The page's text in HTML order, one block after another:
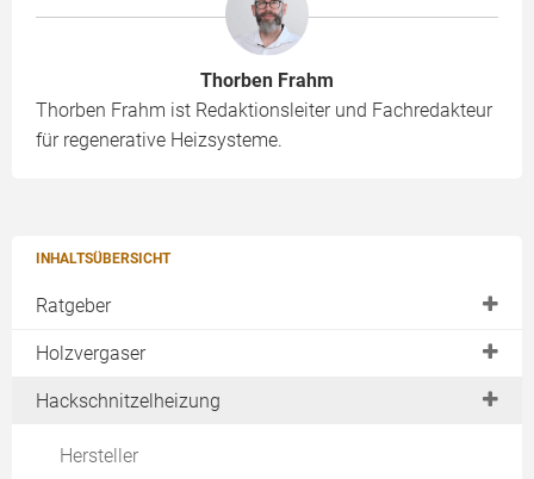
INHALTSÜBERSICHT
Ratgeber
Einsatzbereiche
Kennzahlen
Holzvergaser
Auswahlkriterien
Hackschnitzelheizung
Hersteller
Thorben Frahm
Thorben Frahm ist Redaktionsleiter und Fachredakteur
für regenerative Heizsysteme.